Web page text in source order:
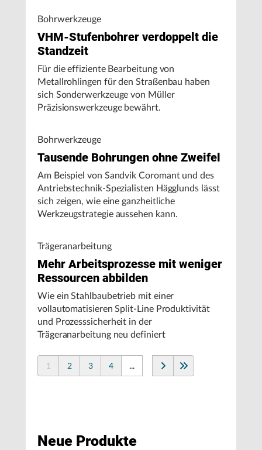
Bohrwerkzeuge
VHM-Stufenbohrer verdoppelt die
Standzeit
Für die effiziente Bearbeitung von
Metallrohlingen für den Straßenbau haben
sich Sonderwerkzeuge von Müller
Präzisionswerkzeuge bewährt.
Bohrwerkzeuge
Tausende Bohrungen ohne Zweifel
Am Beispiel von Sandvik Coromant und des
Antriebstechnik-Spezialisten Hägglunds lässt
sich zeigen, wie eine ganzheitliche
Werkzeugstrategie aussehen kann.
Trägeranarbeitung
Mehr Arbeitsprozesse mit weniger
Ressourcen abbilden
Wie ein Stahlbaubetrieb mit einer
vollautomatisieren Split-Line Produktivität
und Prozesssicherheit in der
Trägeranarbeitung neu definiert
1 2 3 4 ...
Neue Produkte